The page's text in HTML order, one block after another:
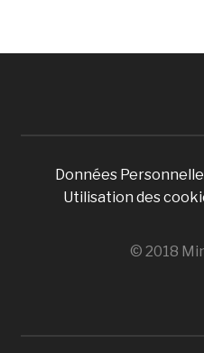
Données
Utilisation des
© 2018